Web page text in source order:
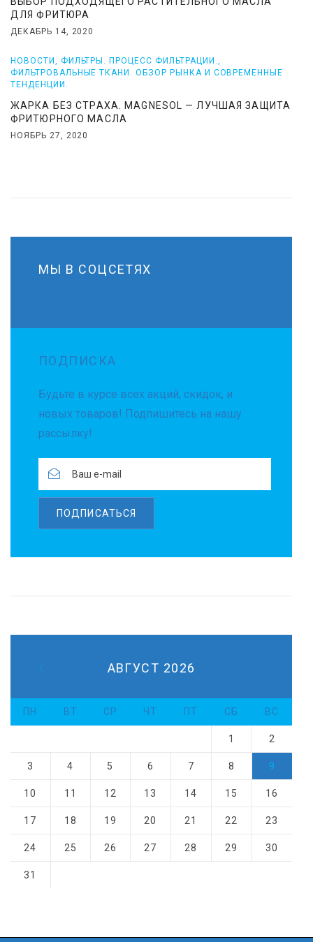
ДЛЯ ФРИТЮРА
ДЕКАБРЬ 14, 2020
НОВОСТИ ФИЛЬТРЫ. ПРОЦЕСС ФИЛЬТРАЦИИ.
ФИЛЬТРОВАЛЬНЫЕ ТКАНИ. ОБЗОР РЫНКА И СОВРЕМЕННЫЕ
ТЕНДЕНЦИИ.
ЖАРКА БЕЗ СТРАХА. MAGNESOL — ЛУЧШАЯ ЗАЩИТА
ФРИТЮРНОГО МАСЛА
НОЯБРЬ 27, 2020
МЫ В СОЦСЕТЯХ
ПОДПИСКА
Будьте в курсе всех акций, скидок, и
новых товаров! Подпишитесь на нашу
рассылку!
ПОДПИСАТЬСЯ
АВГУСТ 2026
ПН ВТ СР ЧТ ПТ СБ ВС
1 2
3 4 5 6 7 8 9
10 11 12 13 14 15 16
17 18 19 20 21 22 23
24 25 26 27 28 29 30
31